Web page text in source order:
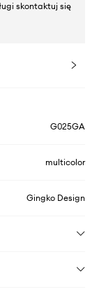
skontaktuj się
G025GA
multicolor
Gingko Design